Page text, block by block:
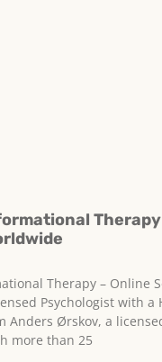
Therapy
Therapy – Online
Psychologist with a
Anders Ørskov, a
more than 25